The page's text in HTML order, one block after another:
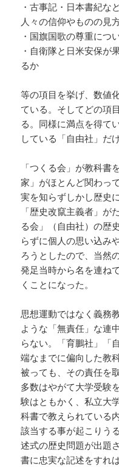
・古事記・日本書紀な
人々の信仰やものの見
・国旗国歌の尊重につ
・自衛隊と日米安保が
るか
等の項目を挙げ、数値
ている。そしてどの項
る。同様に満点を得て
している「自由社」だけ
「つくる会」が教科書
家」がほとんど関わっ
実を知らずしかし歴史
「歴史改竄主義者」が
る会」（自由社）の歴
らずに個人の思い込み
ろうとしたので、当然
発足当時から名を連ね
くことになった。
思想運動ではなく義務
ような「無責任」な連
らない。「育鵬社」「
端なまでに偏向した教
被っても、その責任を
多数はやがて大学受験
験はともかく、私立大
科書で教えられている
該当する事が起こりう
述式の歴史問題が出題
書に忠実な記述をすれ